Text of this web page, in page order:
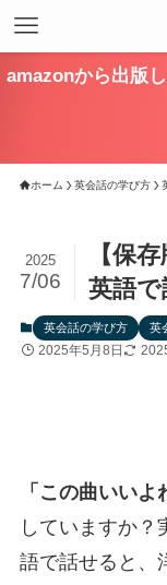
amazonから出版
ホーム 英会話の学び方
【保
英語
2025
7/06
英会話の学び方 英
2025年5月8日
「この曲いいよ
していますか？
語で話せると、